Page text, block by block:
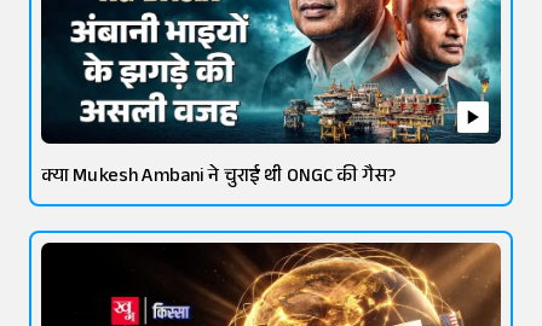
क्या Mukesh Ambani ने चुराई थी ONGC की गैस?